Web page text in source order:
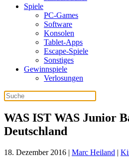
Spiele
PC-Games
Software
Konsolen
Tablet-Apps
Escape-Spiele
Sonstiges
Gewinnspiele
Verlosungen
WAS IST WAS Junior
Deutschland
18. Dezember 2016 | Marc Heiland |